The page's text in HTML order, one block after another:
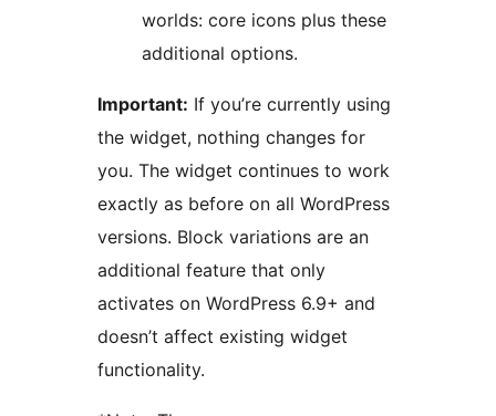
worlds: core icons plus these
additional options.
Important: If you’re currently using
the widget, nothing changes for
you. The widget continues to work
exactly as before on all WordPress
versions. Block variations are an
additional feature that only
activates on WordPress 6.9+ and
doesn’t affect existing widget
functionality.